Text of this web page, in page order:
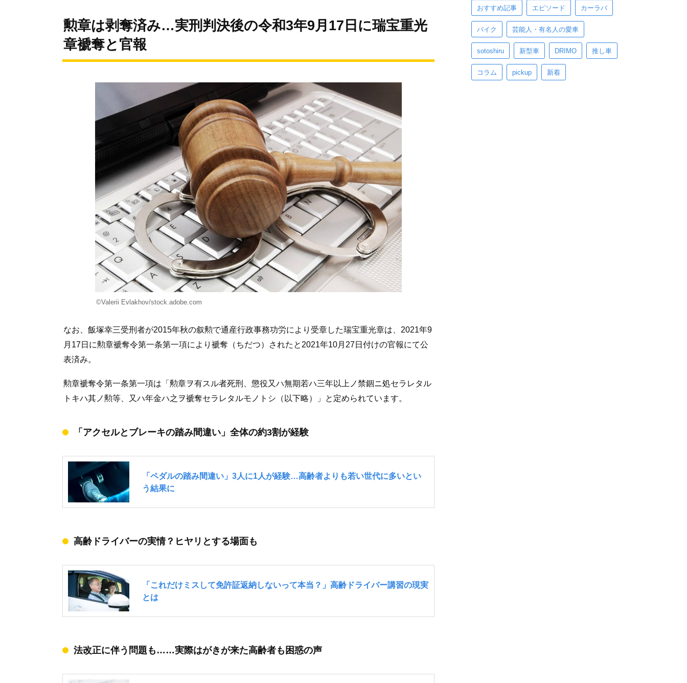
勲章は剥奪済み…実刑判決後の令和3年9月17日に瑞宝重光
章褫奪と官報
©︎Valerii Evlakhov/stock.adobe.com
なお、飯塚幸三受刑者が2015年秋の叙勲で通産行政事務功労により受章した瑞宝重光章は、2021年9
月17日に勲章褫奪令第一条第一項により褫奪（ちだつ）されたと2021年10月27日付けの官報にて公
表済み。
勲章褫奪令第一条第一項は「勲章ヲ有スル者死刑、懲役又ハ無期若ハ三年以上ノ禁錮ニ処セラレタル
トキハ其ノ勲等、又ハ年金ハ之ヲ褫奪セラレタルモノトシ（以下略）」と定められています。
「アクセルとブレーキの踏み間違い」全体の約3割が経験
高齢ドライバーの実情？ヒヤリとする場面も
法改正に伴う問題も……実際はがきが来た高齢者も困惑の声
おすすめ記事 エピソード カーラバ
バイク 芸能人・有名人の愛車
sotoshiru 新型車 DRIMO 推し車
コラム pickup 新着